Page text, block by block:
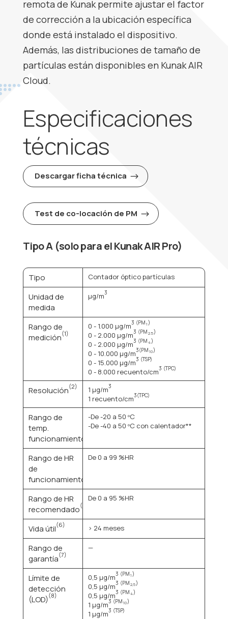
remota de Kunak permite ajustar el factor
de corrección a la ubicación específica
donde está instalado el dispositivo.
Además, las distribuciones de tamaño de
partículas están disponibles en Kunak AIR
Cloud.
Especificaciones
técnicas
Descargar ficha técnica
Test de co-locación de PM
Tipo A (solo para el Kunak AIR Pro)
Tipo Contador óptico partículas
Unidad de
medida
μg/m3
Rango de
medición(1)
0 - 1.000 μg/m3 (PM 1 )
0 - 2.000 μg/m3 (PM 2.5)
0 - 2.000 μg/m3 (PM 4)
0 - 10.000 μg/m3(PM 10)
0 - 15.000 μg/m3 (TSP)
0 - 8.000 recuento/cm3 (TPC)
Resolución(2) 1 μg/m3
1 recuento/cm3(TPC)
Rango de
temp.
funcionamiento
-De -20 a 50 ºC
-De -40 a 50 ºC con calentador**
Rango de HR
de
funcionamiento
De 0 a 99 %HR
Rango de HR
recomendado(5)
De 0 a 95 %HR
Vida útil(6) > 24 meses
Rango de
garantía(7)
—
Límite de
detección
(LOD)(8)
0,5 μg/m3 (PM 1 )
0,5 μg/m3 (PM 2,5)
0,5 μg/m3 (PM 4)
1 μg/m3 (PM 10)
1 μg/m3 (TSP)